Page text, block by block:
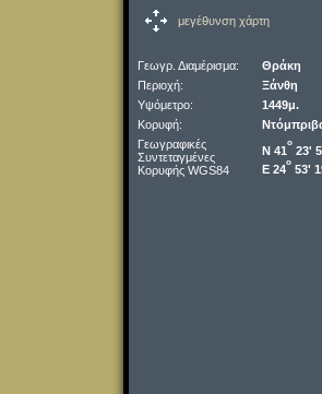
μεγέθυνση χάρτη
Γεωγρ. Διαμέρισμα:
Θράκη
Περιοχή:
Ξάνθη
Υψόμετρο:
1449μ.
Κορυφή:
Γεωγραφικές
Συντεταγμένες
Κορυφής WGS84
Ν 41
o
23'
Ε 24
o
53'